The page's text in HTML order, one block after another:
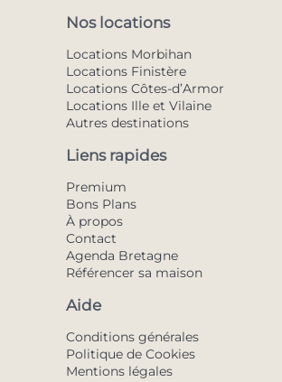
Nos locations
Locations Morbihan
Locations Finistère
Locations Côtes-d’Armor
Locations Ille et Vilaine
Autres destinations
Liens rapides
Premium
Bons Plans
À propos
Contact
Agenda Bretagne
Référencer sa maison
Aide
Conditions générales
Politique de Cookies
Mentions légales